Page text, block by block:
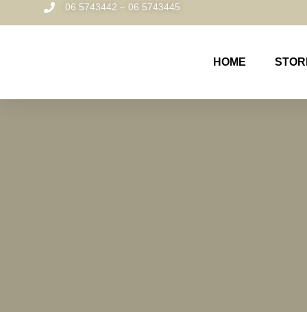
06 5743442 – 06 5743445
HOME